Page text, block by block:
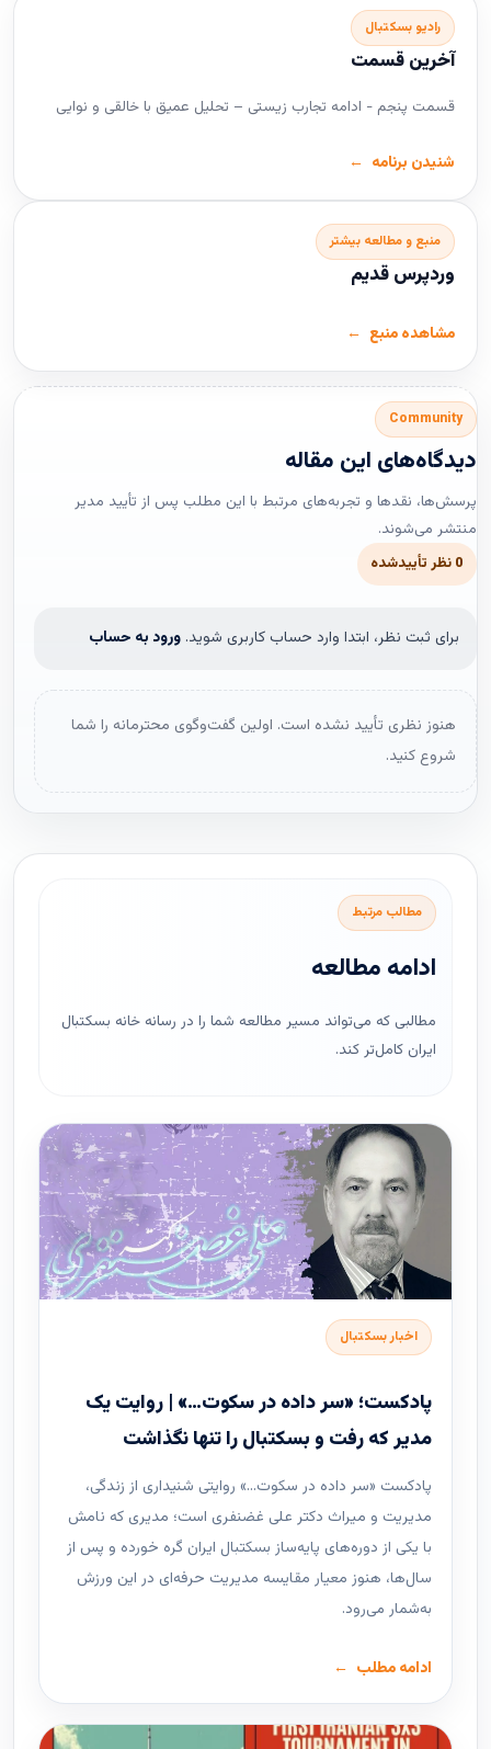
رادیو بسکتبال
آخرین قسمت
قسمت پنجم - ادامه تجارب زیستی – تحلیل عمیق با خالقی و نوایی
شنیدن برنامه
منبع و مطالعه بیشتر
وردپرس قدیم
مشاهده منبع
Community
دیدگاه‌های این مقاله
پرسش‌ها، نقدها و تجربه‌های مرتبط با این مطلب پس از تأیید مدیر
منتشر می‌شوند.
0 نظر تأییدشده
برای ثبت نظر، ابتدا وارد حساب کاربری شوید. ورود به حساب
هنوز نظری تأیید نشده است. اولین گفت‌وگوی محترمانه را شما
شروع کنید.
مطالب مرتبط
ادامه مطالعه
مطالبی که می‌تواند مسیر مطالعه شما را در رسانه خانه بسکتبال
ایران کامل‌تر کند.
اخبار بسکتبال
پادکست؛ «سر داده در سکوت…» | روایت یک
مدیر که رفت و بسکتبال را تنها نگذاشت
پادکست «سر داده در سکوت…» روایتی شنیداری از زندگی،
مدیریت و میراث دکتر علی غضنفری است؛ مدیری که نامش
با یکی از دوره‌های پایه‌ساز بسکتبال ایران گره خورده و پس از
سال‌ها، هنوز معیار مقایسه مدیریت حرفه‌ای در این ورزش
به‌شمار می‌رود.
ادامه مطلب